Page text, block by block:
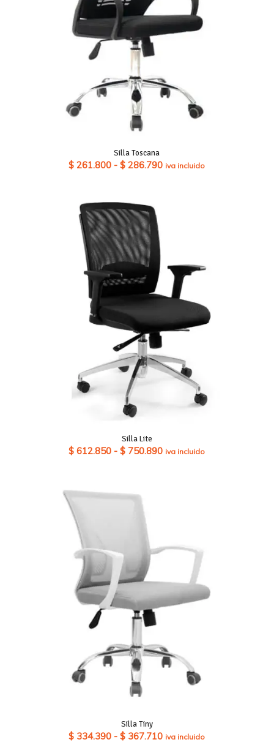
Silla Toscana
$ 261.800 - $ 286.790Rango
iva incluido
Silla Lite
$ 612.850 - $ 750.890Rango
iva incluido
Silla Tiny
$ 334.390 - $ 367.710Rango
iva incluido